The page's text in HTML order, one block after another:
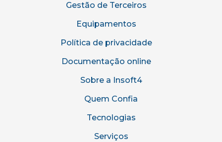
Gestão de Terceiros
Equipamentos
Política de privacidade
Documentação online
Sobre a Insoft4
Quem Confia
Tecnologias
Serviços